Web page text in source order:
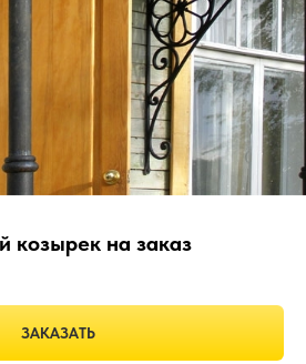
козырек на заказ
ЗАКАЗАТЬ